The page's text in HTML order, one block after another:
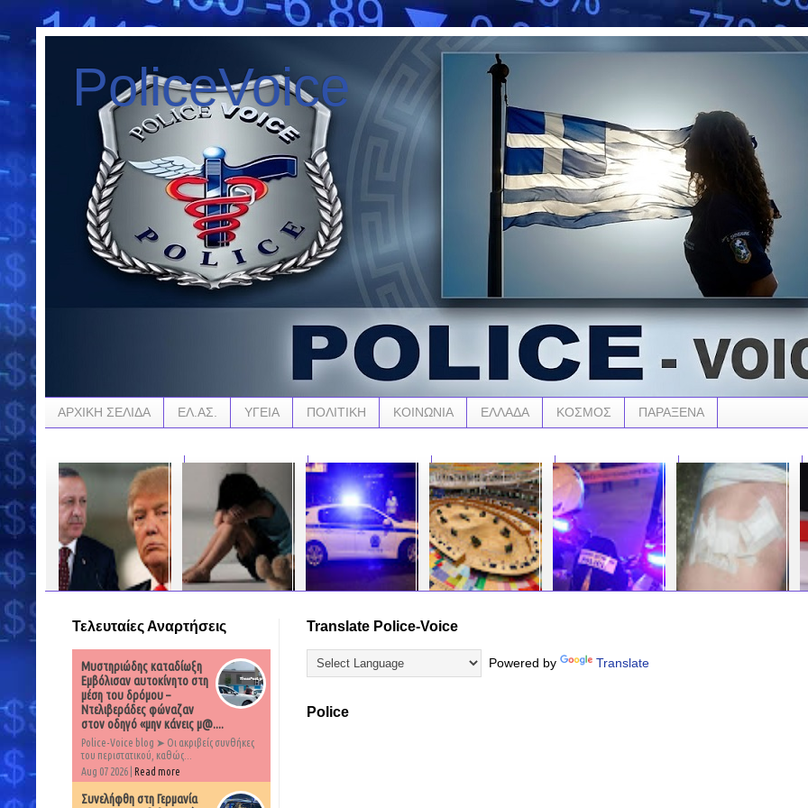
PoliceVoice
ΑΡΧΙΚΗ ΣΕΛΙΔΑ ΕΛ.ΑΣ. ΥΓΕΙΑ ΠΟΛΙΤΙΚΗ ΚΟΙΝΩΝΙΑ ΕΛΛΑΔΑ ΚΟΣΜΟΣ ΠΑΡΑΞΕΝΑ
ΕΣΚΑΣΑΝ ΠΡΩΙΝΑ
ΠΑΤΗΣΕ ΤΟ ΚΟΥΜΠΙ
– ΤΙΤΛΟΙ ΤΕΛΟΥΣ ΓΙΑ
ΤΟΝ ΣΟΥΛΤΑΝΟ
ΕΡΝΤΟΓΑΝ!
Τις ώρες φρίκης που
τηλεφώνησε στο
Χαμόγελο του παιδιού
για να καταγγείλει την
κακοποίηση του.
…
«Η μαμά οδηγεί
«έκαψε» τη μητέρα
του στο Ηράκλειο
Συμφωνία στη Σύνοδο
Πέρασαν τα μηνύματα
Ελλάδας – Κύπρου
ληστές δεν
πτοήθηκαν!
Translate Police-Voice
Powered by Translate
Police
Τελευταίες Αναρτήσεις
Μυστηριώδης καταδίωξη
Εμβόλισαν αυτοκίνητο στη
μέση του δρόμου –
Ντελιβεράδες φώναζαν
στον οδηγό «μην κάνεις μ@....
Police-Voice blog ➤ Οι ακριβείς συνθήκες
του περιστατικού, καθώς...
Aug 07 2026 | Read more
Συνελήφθη στη Γερμανία